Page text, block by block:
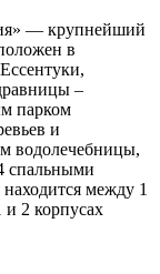
— крупнейший
в
–
парком
и
водолечебницы,
спальными
между 1
2 корпусах